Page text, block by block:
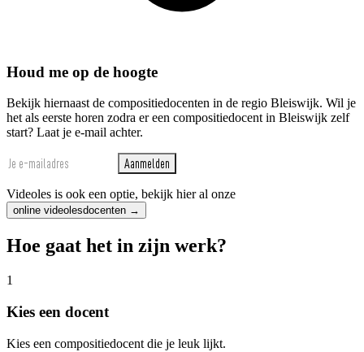
Houd me op de hoogte
Bekijk hiernaast de compositiedocenten in de regio Bleiswijk. Wil je
het als eerste horen zodra er een compositiedocent in Bleiswijk zelf
start? Laat je e-mail achter.
Aanmelden
Videoles is ook een optie, bekijk hier al onze
online videolesdocenten →
Hoe gaat het in zijn werk?
1
Kies een docent
Kies een compositiedocent die je leuk lijkt.